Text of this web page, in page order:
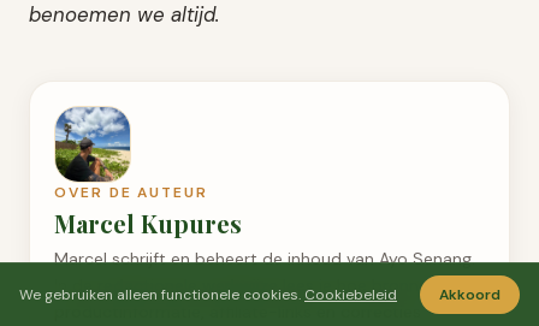
benoemen we altijd.
OVER DE AUTEUR
Marcel Kupures
Marcel schrijft en beheert de inhoud van Ayo Senang.
In de redactionele werkwijze lees je hoe bronnen,
We gebruiken alleen functionele cookies. Cookiebeleid Akkoord